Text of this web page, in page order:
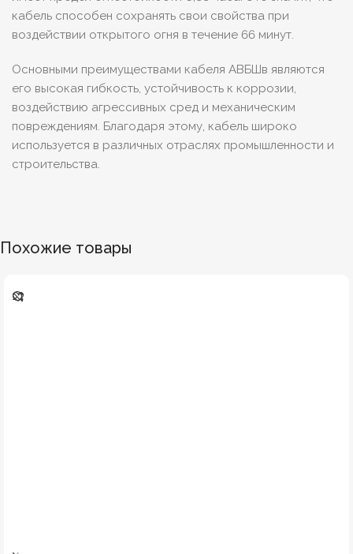
кабель способен сохранять свои свойства при
воздействии открытого огня в течение 66 минут.
Основными преимуществами кабеля АВБШв являются
его высокая гибкость, устойчивость к коррозии,
воздействию агрессивных сред и механическим
повреждениям. Благодаря этому, кабель широко
используется в различных отраслях промышленности и
строительства.
Похожие товары